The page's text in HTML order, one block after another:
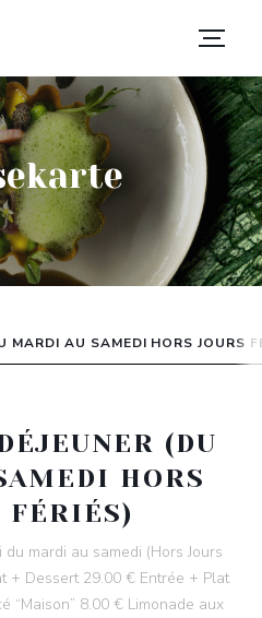
MARDI AU SAMEDI HORS JOURS
(DU
HORS
FÉRIÉS)
mardi au samedi (Hors Jours
+ Dessert 29.00 € Entrée + Plat
“Maison” 8.00 € Limonade aux